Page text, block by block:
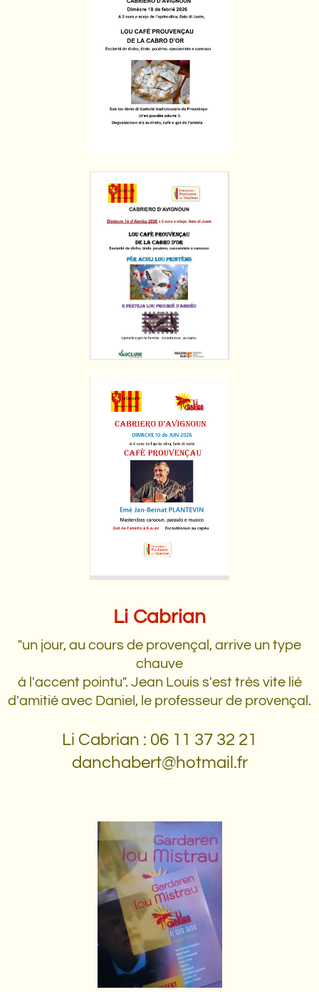
Li Cabrian
"un jour, au cours de provençal, arrive un type
chauve
à l'accent pointu". Jean Louis s'est très vite lié
d'amitié avec Daniel, le professeur de provençal.
Li Cabrian : 06 11 37 32 21
danchabert@hotmail.fr